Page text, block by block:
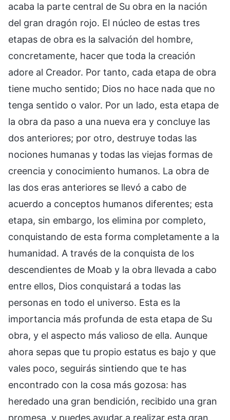
acaba la parte central de Su obra en la nación
del gran dragón rojo. El núcleo de estas tres
etapas de obra es la salvación del hombre,
concretamente, hacer que toda la creación
adore al Creador. Por tanto, cada etapa de obra
tiene mucho sentido; Dios no hace nada que no
tenga sentido o valor. Por un lado, esta etapa de
la obra da paso a una nueva era y concluye las
dos anteriores; por otro, destruye todas las
nociones humanas y todas las viejas formas de
creencia y conocimiento humanos. La obra de
las dos eras anteriores se llevó a cabo de
acuerdo a conceptos humanos diferentes; esta
etapa, sin embargo, los elimina por completo,
conquistando de esta forma completamente a la
humanidad. A través de la conquista de los
descendientes de Moab y la obra llevada a cabo
entre ellos, Dios conquistará a todas las
personas en todo el universo. Esta es la
importancia más profunda de esta etapa de Su
obra, y el aspecto más valioso de ella. Aunque
ahora sepas que tu propio estatus es bajo y que
vales poco, seguirás sintiendo que te has
encontrado con la cosa más gozosa: has
heredado una gran bendición, recibido una gran
promesa, y puedes ayudar a realizar esta gran